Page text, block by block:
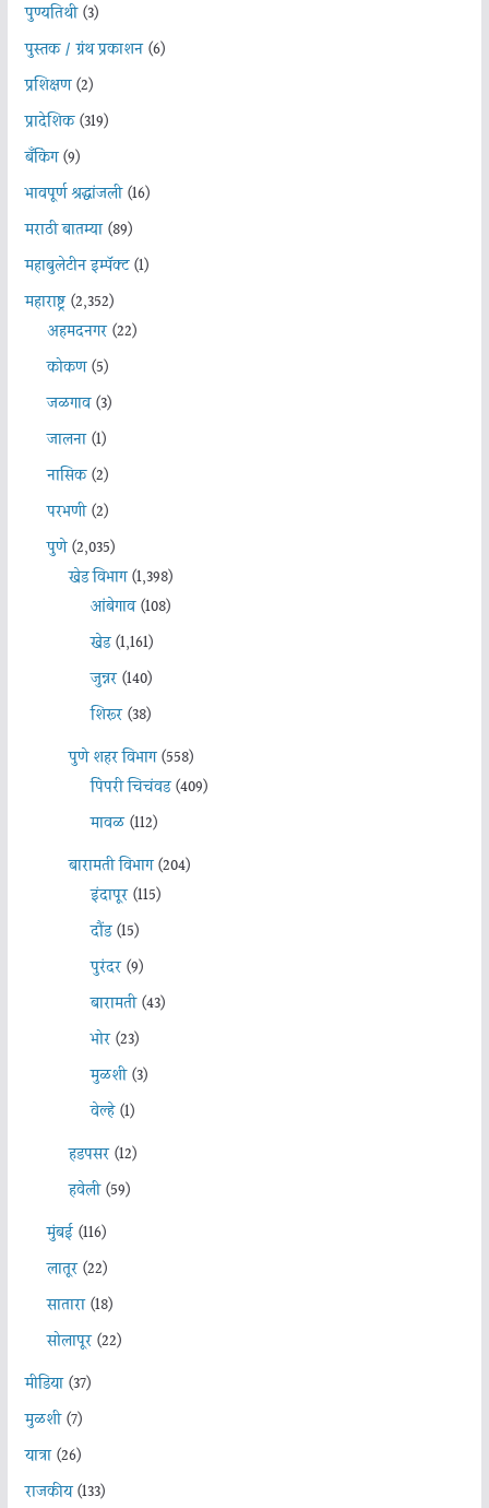
पुण्यतिथी(3)
पुस्तक / ग्रंथ प्रकाशन(6)
प्रशिक्षण(2)
प्रादेशिक(319)
बँकिंग(9)
भावपूर्ण श्रद्धांजली(16)
मराठी बातम्या(89)
महाबुलेटीन इम्पॅक्ट(1)
महाराष्ट्र(2,352)
अहमदनगर(22)
कोकण(5)
जळगाव(3)
जालना(1)
नासिक(2)
परभणी(2)
पुणे(2,035)
खेड विभाग(1,398)
आंबेगाव(108)
खेड(1,161)
जुन्नर(140)
शिरूर(38)
पुणे शहर विभाग(558)
पिंपरी चिचंवड(409)
मावळ(112)
बारामती विभाग(204)
इंदापूर(115)
दौंड(15)
पुरंदर(9)
बारामती(43)
भोर(23)
मुळशी(3)
वेल्हे(1)
हडपसर(12)
हवेली(59)
मुंबई(116)
लातूर(22)
सातारा(18)
सोलापूर(22)
मीडिया(37)
मुळशी(7)
यात्रा(26)
राजकीय(133)